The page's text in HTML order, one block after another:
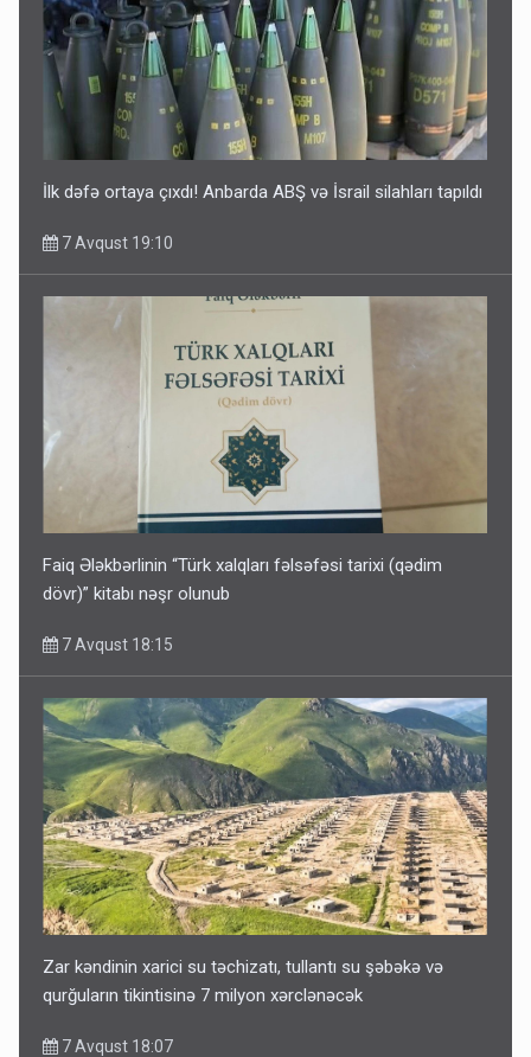
İlk dəfə ortaya çıxdı! Anbarda ABŞ və İsrail silahları tapıldı
7 Avqust 19:10
Faiq Ələkbərlinin “Türk xalqları fəlsəfəsi tarixi (qədim
dövr)” kitabı nəşr olunub
7 Avqust 18:15
Zar kəndinin xarici su təchizatı, tullantı su şəbəkə və
qurğuların tikintisinə 7 milyon xərclənəcək
7 Avqust 18:07